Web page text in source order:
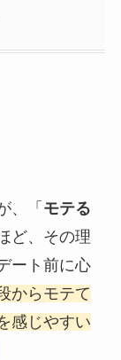
、「 モテる
ど、その理
ート前に心
からモテて
感じやすい